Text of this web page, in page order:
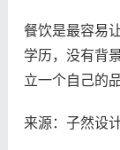
餐饮是最容易
学历，没有背
立一个自己的
来源：子然设